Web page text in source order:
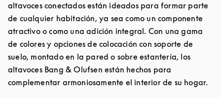
altavoces conectados están ideados para formar parte
de cualquier habitación, ya sea como un componente
atractivo o como una adición integral. Con una gama
de colores y opciones de colocación con soporte de
suelo, montado en la pared o sobre estantería, los
altavoces Bang & Olufsen están hechos para
complementar armoniosamente el interior de su hogar.